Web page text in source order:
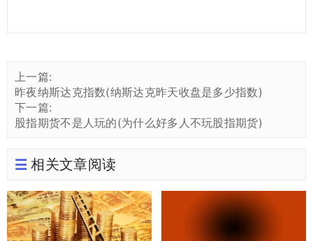
上一篇:
昨夜纳斯达克指数(纳斯达克昨天收盘是多少指数)
下一篇:
股指期货不是人玩的(为什么好多人不玩股指期货)
相关文章阅读